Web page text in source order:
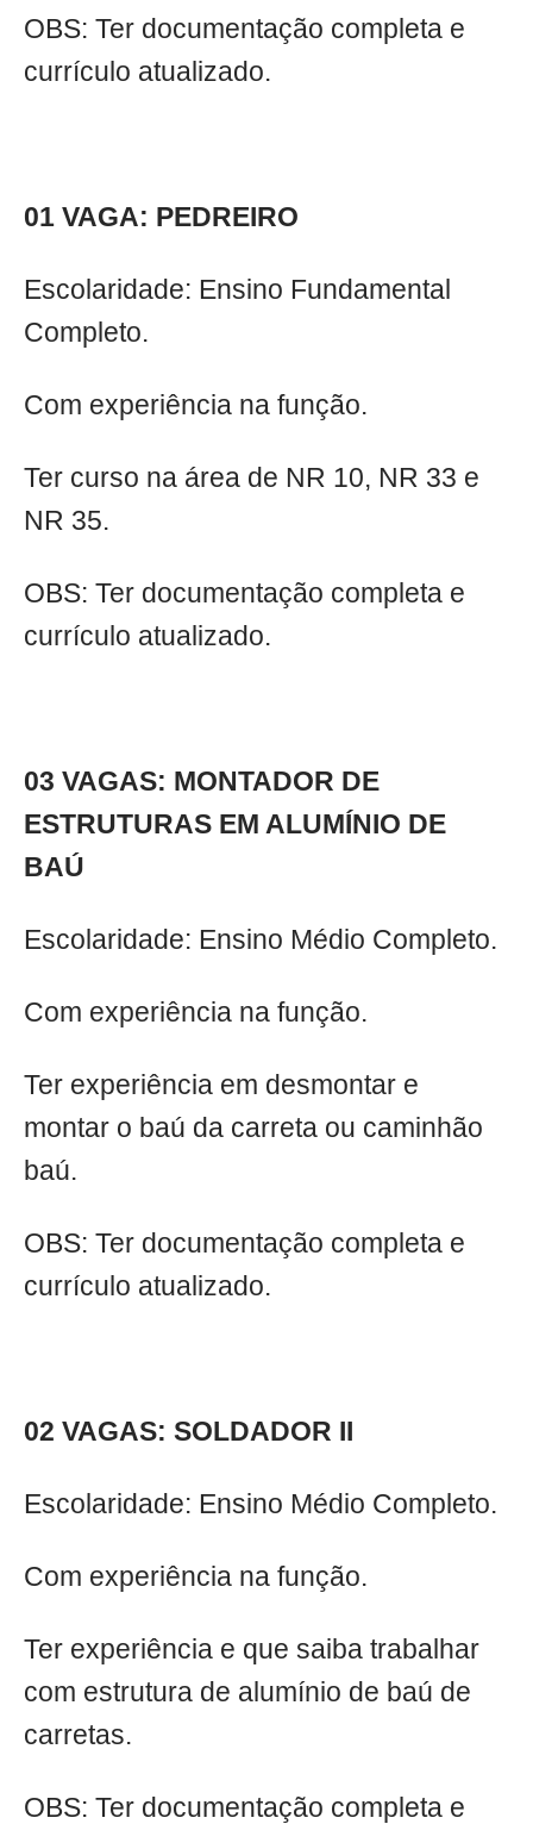
OBS: Ter documentação completa e
currículo atualizado.
01 VAGA: PEDREIRO
Escolaridade: Ensino Fundamental
Completo.
Com experiência na função.
Ter curso na área de NR 10, NR 33 e
NR 35.
OBS: Ter documentação completa e
currículo atualizado.
03 VAGAS: MONTADOR DE
ESTRUTURAS EM ALUMÍNIO DE
BAÚ
Escolaridade: Ensino Médio Completo.
Com experiência na função.
Ter experiência em desmontar e
montar o baú da carreta ou caminhão
baú.
OBS: Ter documentação completa e
currículo atualizado.
02 VAGAS: SOLDADOR II
Escolaridade: Ensino Médio Completo.
Com experiência na função.
Ter experiência e que saiba trabalhar
com estrutura de alumínio de baú de
carretas.
OBS: Ter documentação completa e